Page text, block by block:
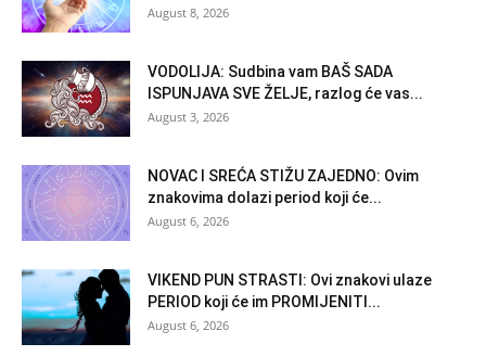
August 8, 2026
VODOLIJA: Sudbina vam BAŠ SADA
ISPUNJAVA SVE ŽELJE, razlog će vas...
August 3, 2026
NOVAC I SREĆA STIŽU ZAJEDNO: Ovim
znakovima dolazi period koji će...
August 6, 2026
VIKEND PUN STRASTI: Ovi znakovi ulaze
PERIOD koji će im PROMIJENITI...
August 6, 2026